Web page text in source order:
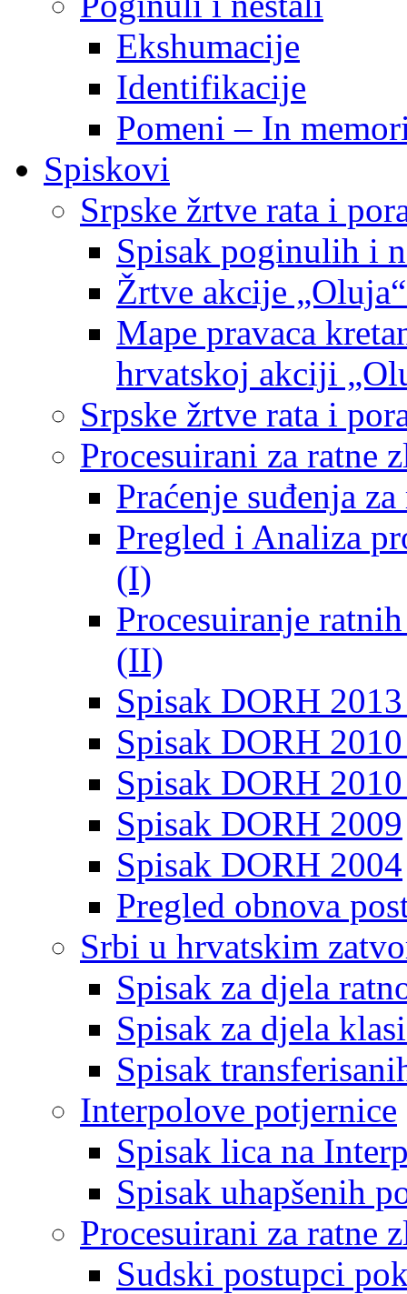
Ekshumacije
Identifikacije
Pomeni – In
Spiskovi
Srpske žrtve rata i
Spisak poginulih i
Žrtve akcije
Mape pravaca
hrvatskoj akciji
Srpske žrtve rata i
Procesuirani za ratne
Praćenje suđenja
Pregled i Analiza
(I)
Procesuiranje
(II)
Spisak DORH
Spisak DORH
Spisak DORH
Spisak DORH 2009
Spisak DORH 2004
Pregled obnova
Srbi u hrvatskim
Spisak za djela
Spisak za djela
Spisak
Interpolove potjernice
Spisak lica na
Spisak uhapšenih
Procesuirani za ratne
Sudski postupci